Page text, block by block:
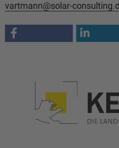
vartmann@solar-